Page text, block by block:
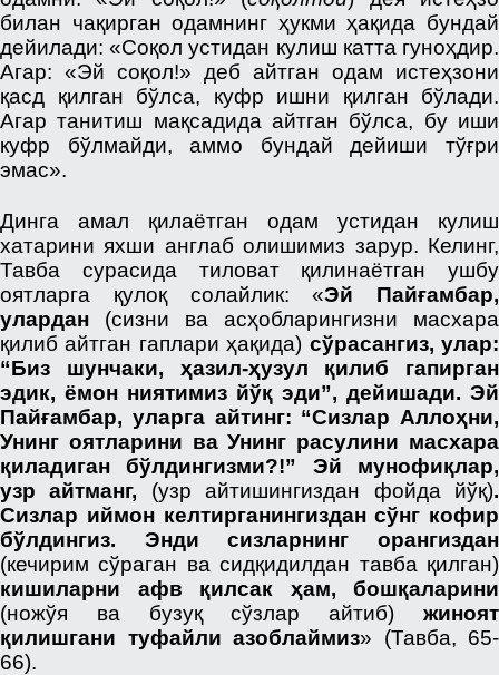
билан чақирган одамнинг ҳукми ҳақида бундай
дейилади: «Соқол устидан кулиш катта гуноҳдир.
Агар: «Эй соқол!» деб айтган одам истеҳзони
қасд қилган бўлса, куфр ишни қилган бўлади.
Агар танитиш мақсадида айтган бўлса, бу иши
куфр бўлмайди, аммо бундай дейиши тўғри
эмас».
Динга амал қилаётган одам устидан кулиш
хатарини яхши англаб олишимиз зарур. Келинг,
Тавба сурасида тиловат қилинаётган ушбу
оятларга қулоқ солайлик: «Эй Пайғамбар,
улардан (сизни ва асҳобларингизни масхара
қилиб айтган гаплари ҳақида) сўрасангиз, улар:
“Биз шунчаки, ҳазил-ҳузул қилиб гапирган
эдик, ёмон ниятимиз йўқ эди”, дейишади. Эй
Пайғамбар, уларга айтинг: “Сизлар Аллоҳни,
Унинг оятларини ва Унинг расулини масхара
қиладиган бўлдингизми?!” Эй мунофиқлар,
узр айтманг, (узр айтишингиздан фойда йўқ).
Сизлар иймон келтирганингиздан сўнг кофир
бўлдингиз. Энди сизларнинг орангиздан
(кечирим сўраган ва сидқидилдан тавба қилган)
кишиларни афв қилсак ҳам, бошқаларини
(ножўя ва бузуқ сўзлар айтиб) жиноят
қилишгани туфайли азоблаймиз» (Тавба, 65-
66).